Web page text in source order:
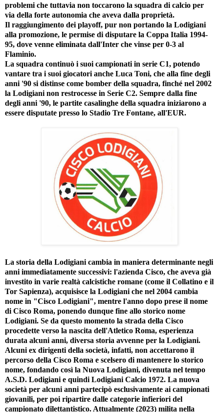
problemi che tuttavia non toccarono la squadra di calcio per
via della forte autonomia che aveva dalla proprietà.
Il raggiungimento dei playoff, pur non portando la Lodigiani
alla promozione, le permise di disputare la Coppa Italia 1994-
95, dove venne eliminata dall'Inter che vinse per 0-3 al
Flaminio.
La squadra continuò i suoi campionati in serie C1, potendo
vantare tra i suoi giocatori anche Luca Toni, che alla fine degli
anni '90 si distinse come bomber della squadra, finché nel 2002
la Lodigiani non restrocesse in Serie C2. Sempre dalla fine
degli anni '90, le partite casalinghe della squadra iniziarono a
essere disputate presso lo Stadio Tre Fontane, all'EUR.
La storia della Lodigiani cambia in maniera determinante negli
anni immediatamente successivi: l'azienda Cisco, che aveva già
investito in varie realtà calcistiche romane (come il Collatino e il
Tor Sapienza), acquisisce la Lodigiani che nel 2004 cambia
nome in "Cisco Lodigiani", mentre l'anno dopo prese il nome
di Cisco Roma, ponendo dunque fine allo storico nome
Lodigiani. Se da questo momento la strada della Cisco
procedette verso la nascita dell'Atletico Roma, esperienza
durata alcuni anni, diversa storia avvenne per la Lodigiani.
Alcuni ex dirigenti della società, infatti, non accettarono il
percorso della Cisco Roma e scelsero di mantenere lo storico
nome, fondando così la Nuova Lodigiani, divenuta nel tempo
A.S.D. Lodigiani e quindi Lodigiani Calcio 1972. La nuova
società per alcuni anni partecipò esclusivamente ai campionati
giovanili, per poi ripartire dalle categorie infieriori del
campionato dilettantistico. Attualmente (2023) milita nella